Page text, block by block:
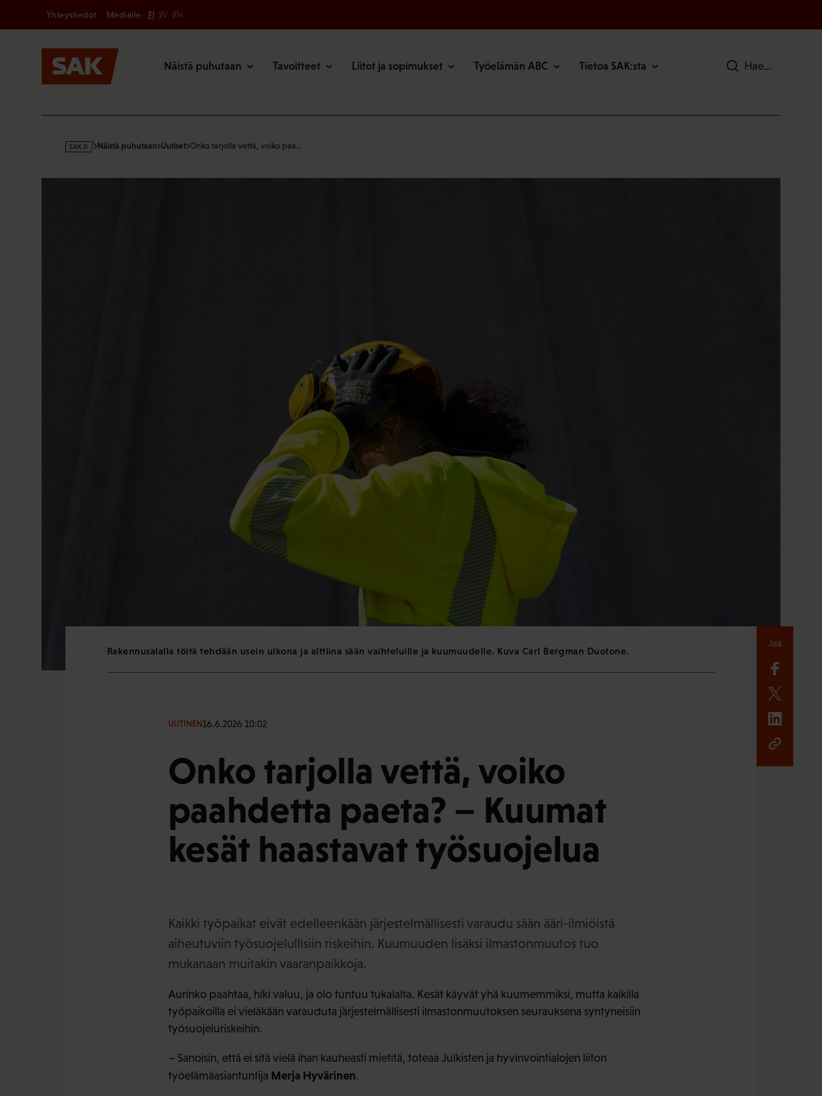
Secondary
Yhteystiedot Medialle FI SV EN
Näistä puhutaan Tavoitteet Liitot ja sopimukset Työelämän ABC Tietoa SAK:sta Hae
s
Näistä puhutaan Uutiset Onko tarjolla vettä, voiko paa…
Rakennusalalla töitä tehdään usein ulkona ja alttiina sään vaihteluille ja kuumuudelle. Kuva Carl Bergman Duotone.
UUTINEN16.6.2026 10:02
Onko tarjolla vettä, voiko
paahdetta paeta? – Kuumat
kesät haastavat työsuojelua
Kaikki työpaikat eivät edelleenkään järjestelmällisesti varaudu sään ääri-ilmiöistä
aiheutuviin työsuojelullisiin riskeihin. Kuumuuden lisäksi ilmastonmuutos tuo
mukanaan muitakin vaaranpaikkoja.
Aurinko paahtaa, hiki valuu, ja olo tuntuu tukalalta. Kesät käyvät yhä kuumemmiksi, mutta kaikilla
työpaikoilla ei vieläkään varauduta järjestelmällisesti ilmastonmuutoksen seurauksena syntyneisiin
työsuojeluriskeihin.
– Sanoisin, että ei sitä vielä ihan kauheasti mietitä, toteaa Julkisten ja hyvinvointialojen liiton
työelämäasiantuntija Merja Hyvärinen.
Jaa